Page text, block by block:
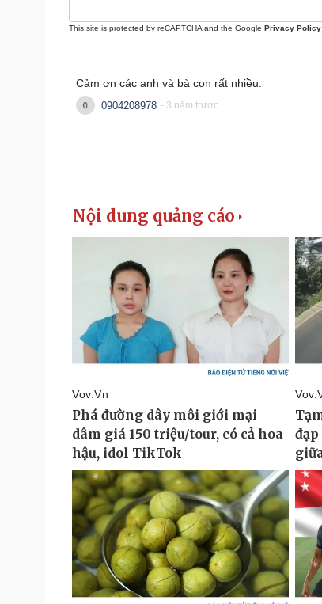
This site is protected by reCAPTCHA and the Google Privacy Policy
Cảm ơn các anh và bà con rất nhiều.
0904208978 - 3 năm trước